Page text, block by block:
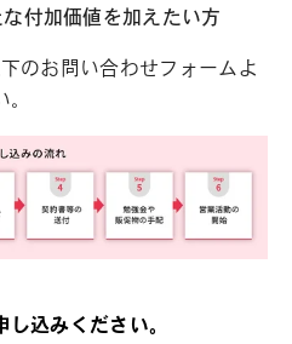
付加価値を加えたい方
のお問い合わせフォームよ
込みください。